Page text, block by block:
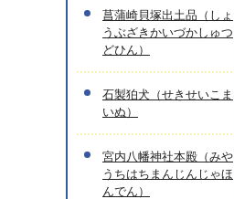
菖蒲崎貝塚出土品（しょ
うぶざきかいづかしゅつ
どひん）
石製狛犬（せきせいこま
いぬ）
宮内八幡神社本殿（みや
うちはちまんじんじゃほ
んでん）